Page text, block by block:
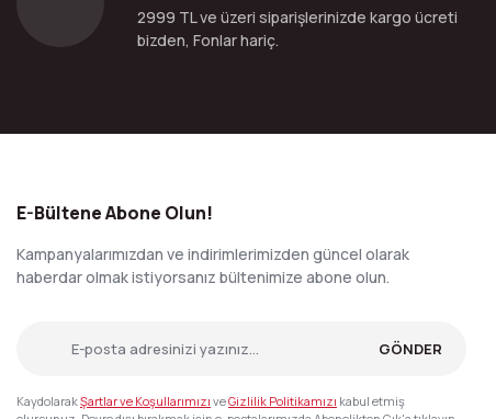
2999 TL ve üzeri siparişlerinizde kargo ücreti
bizden, Fonlar hariç.
E-Bültene Abone Olun!
Kampanyalarımızdan ve indirimlerimizden güncel olarak
haberdar olmak istiyorsanız bültenimize abone olun.
GÖNDER
KaydolarakŞartlar ve Koşullarımızı veGizlilik Politikamızı kabul etmiş